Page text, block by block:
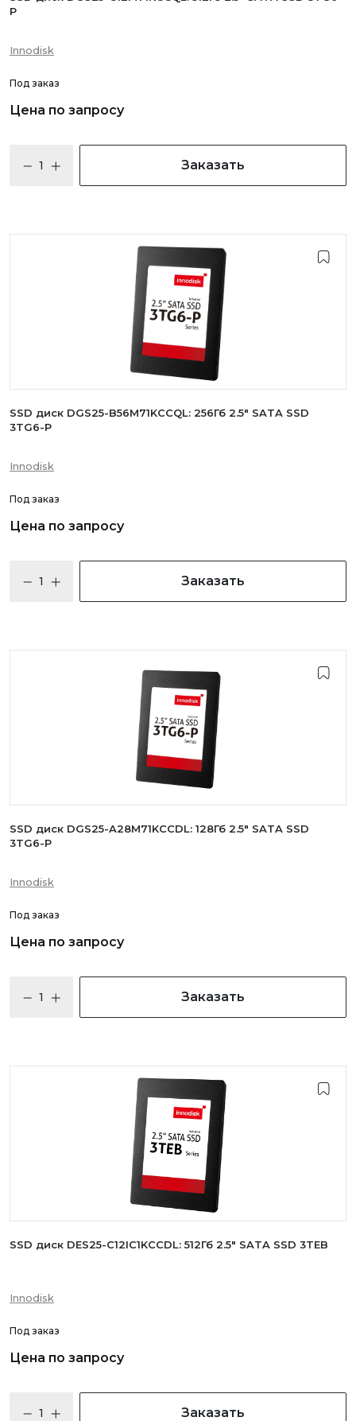
P
Innodisk
Под заказ
Цена по запросу
Заказать
SSD диск DGS25-B56M71KCCQL: 256Гб 2.5" SATA SSD
3TG6-P
Innodisk
Под заказ
Цена по запросу
Заказать
SSD диск DGS25-A28M71KCCDL: 128Гб 2.5" SATA SSD
3TG6-P
Innodisk
Под заказ
Цена по запросу
Заказать
SSD диск DES25-C12IC1KCCDL: 512Гб 2.5" SATA SSD 3TEB
Innodisk
Под заказ
Цена по запросу
Заказать